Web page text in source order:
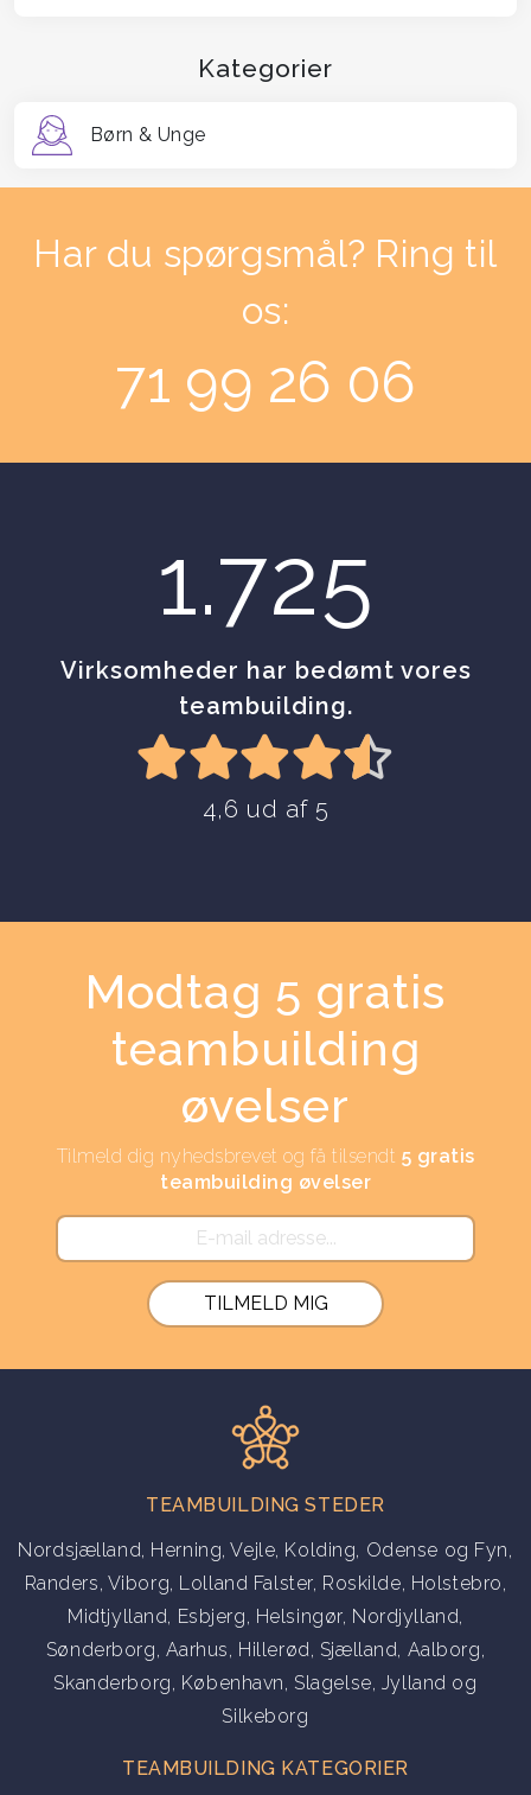
og på Sjælland kan både Hareskoven i
anbefales.
Kategorier
Børn & Unge
Har du spørgsmål? Ring til
os:
71 99 26 06
1.725
Virksomheder har bedømt vores
teambuilding.
4,6 ud af 5
Modtag 5 gratis
teambuilding
øvelser
Tilmeld dig nyhedsbrevet og få tilsendt 5 gratis
teambuilding øvelser
TEAMBUILDING STEDER
Nordsjælland, Herning,Vejle, Kolding, Odense og Fyn,
Randers, Viborg, Lolland Falster, Roskilde, Holstebro,
Midtjylland, Esbjerg, Helsingør, Nordjylland,
Sønderborg, Aarhus, Hillerød, Sjælland, Aalborg,
Skanderborg, København, Slagelse, Jylland og
Silkeborg
TEAMBUILDING KATEGORIER